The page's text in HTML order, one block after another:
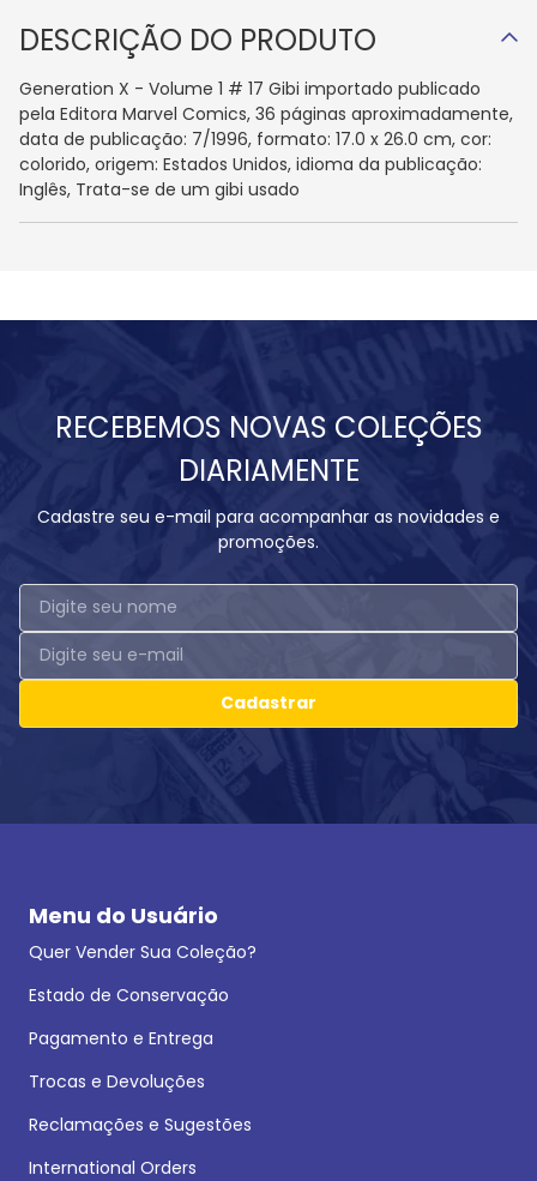
DESCRIÇÃO DO PRODUTO
Generation X - Volume 1 # 17 Gibi importado publicado
pela Editora Marvel Comics, 36 páginas aproximadamente,
data de publicação: 7/1996, formato: 17.0 x 26.0 cm, cor:
colorido, origem: Estados Unidos, idioma da publicação:
Inglês, Trata-se de um gibi usado
RECEBEMOS NOVAS COLEÇÕES
DIARIAMENTE
Cadastre seu e-mail para acompanhar as novidades e
promoções.
Cadastrar
Menu do Usuário
Quer Vender Sua Coleção?
Estado de Conservação
Pagamento e Entrega
Trocas e Devoluções
Reclamações e Sugestões
International Orders